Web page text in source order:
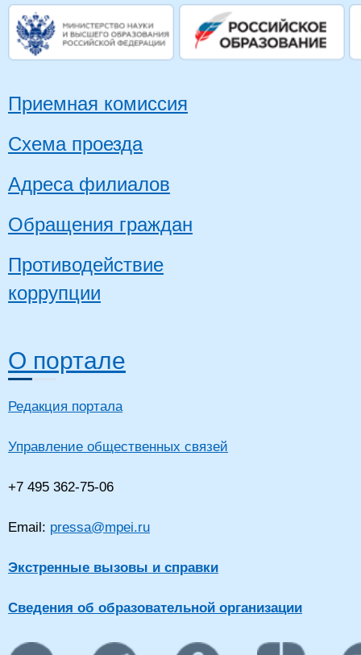
Приемная комиссия
Схема проезда
Адреса филиалов
Обращения граждан
Противодействие
коррупции
О портале
Редакция портала
Управление общественных связей
+7 495 362-75-06
Email: pressa@mpei.ru
Экстренные вызовы и справки
Сведения об образовательной организации